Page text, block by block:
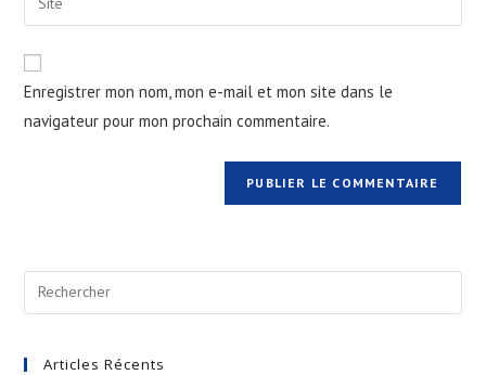
Enregistrer mon nom, mon e-mail et mon site dans le
navigateur pour mon prochain commentaire.
Articles Récents